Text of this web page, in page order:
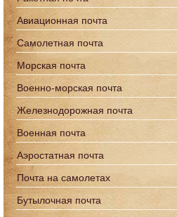
Авиационная почта
Самолетная почта
Морская почта
Военно-морская почта
Железнодорожная почта
Военная почта
Аэростатная почта
Почта на самолетах
Бутылочная почта